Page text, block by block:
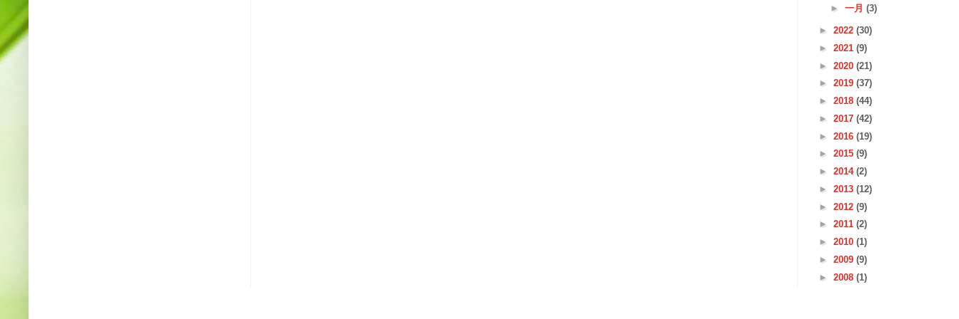
► 一月 (3)
► 2022 (30)
► 2021 (9)
► 2020 (21)
► 2019 (37)
► 2018 (44)
► 2017 (42)
► 2016 (19)
► 2015 (9)
► 2014 (2)
► 2013 (12)
► 2012 (9)
► 2011 (2)
► 2010 (1)
► 2009 (9)
► 2008 (1)